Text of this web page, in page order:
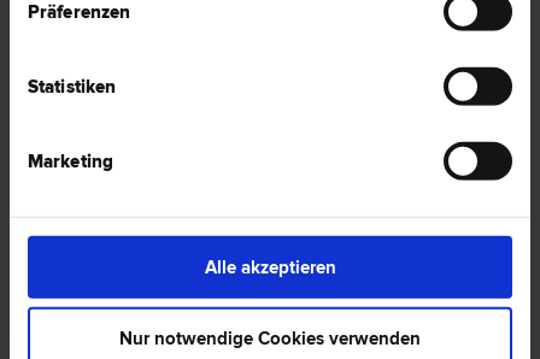
Präferenzen
Statistiken
Marketing
Alle akzeptieren
Nur notwendige Cookies verwenden
Tattoos & Piercings – ab wann sind sie in Österreich
erlaubt?
gibt bestimmte Altersgrenzen und die zu piercende oder zu tätowierende
Person muss über mögliche Risiken genau aufklärt werden.
HIER ZUM ARTIKEL ›